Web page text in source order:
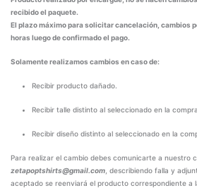
recibido el paquete.
El plazo máximo para solicitar cancelación, cambios
horas luego de confirmado el pago.
Solamente realizamos cambios en caso de:
Recibir producto dañado.
Recibir talle distinto al seleccionado en la
Recibir diseño distinto al seleccionado en la
Para realizar el cambio debes comunicarte a nuestro
zetapoptshirts@gmail.com , describiendo falla y
aceptado se reenviará el producto correspondiente a